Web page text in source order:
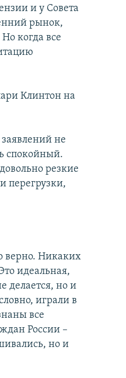
и у Совета
рынок,
когда все
Клинтон на
не
спокойный.
резкие
перегрузки,
верно. Никаких
идеальная,
делается, но и
играли в
все
России –
но и